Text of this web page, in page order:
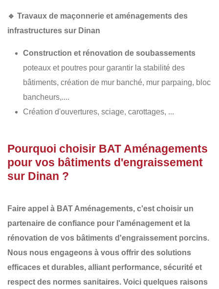
🔹 Travaux de maçonnerie et aménagements des
infrastructures sur Dinan
Construction et rénovation de soubassements
poteaux et poutres pour garantir la stabilité des
bâtiments, création de mur banché, mur parpaing, bloc
bancheurs,....
Création d'ouvertures, sciage, carottages, ...
Pourquoi choisir BAT Aménagements
pour vos bâtiments d'engraissement
sur Dinan ?
Faire appel à BAT Aménagements, c'est choisir un
partenaire de confiance pour l'aménagement et la
rénovation de vos bâtiments d'engraissement porcins.
Nous nous engageons à vous offrir des solutions
efficaces et durables, alliant performance, sécurité et
respect des normes sanitaires. Voici quelques raisons